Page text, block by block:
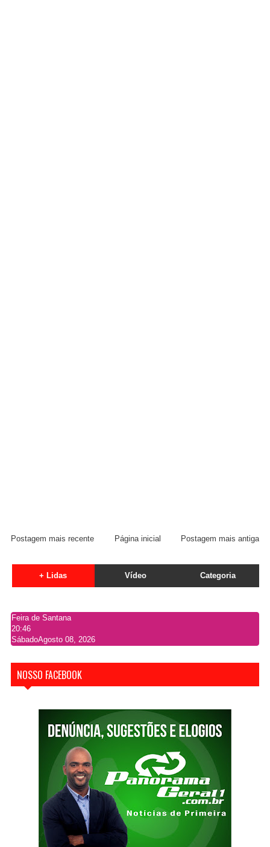
Postagem mais recente Postagem mais antiga
Página inicial
+ Lidas Vídeo Categoria
Feira de Santana
20:46
SábadoAgosto 08, 2026
NOSSO FACEBOOK